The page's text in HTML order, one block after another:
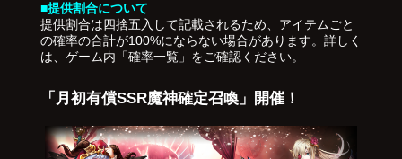
■提供割合について
提供割合は四捨五入して記載されるため、アイテムごと
の確率の合計が100%にならない場合があります。詳しく
は、ゲーム内「確率一覧」をご確認ください。
「月初有償SSR魔神確定召喚」開催！